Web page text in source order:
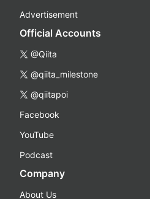
Advertisement
Official Accounts
@Qiita
@qiita_milestone
@qiitapoi
Facebook
YouTube
Podcast
Company
About Us